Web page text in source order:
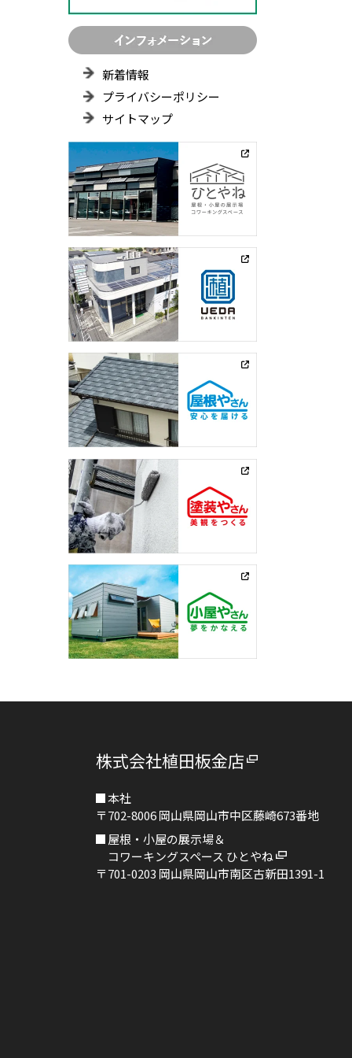
新着情報
プライバシーポリシー
サイトマップ
株式会社植田板金店
本社
〒702-8006岡山県岡山市中区藤崎673番地
屋根・小屋の展示場＆
コワーキングスペース ひとやね
〒701-0203 岡山県岡山市南区古新田1391-1